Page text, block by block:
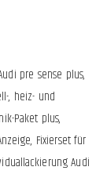
pre sense plus,
, heiz- und
Paket plus,
Fixierset für
Audi